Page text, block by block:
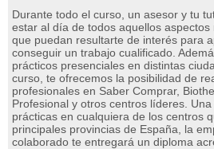
Durante todo el curso, un asesor y tu
estar al día de todos aquellos
que puedan resultarte de interés para
conseguir un trabajo cualificado.
prácticos presenciales en distintas
curso, te ofrecemos la posibilidad de
profesionales en Saber Comprar,
Profesional y otros centros líderes.
prácticas en cualquiera de los centros
principales provincias de España, la
colaborado te entregará un diploma